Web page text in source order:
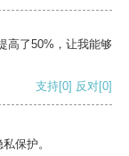
高了50%，让我能够
支持[0] 反对[0]
保护。